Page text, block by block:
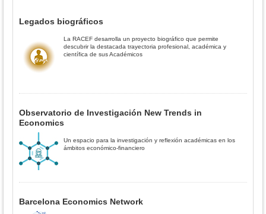
Legados biográficos
La RACEF desarrolla un proyecto biográfico que permite
descubrir la destacada trayectoria profesional, académica y
científica de sus Académicos
Observatorio de Investigación New Trends in
Economics
Un espacio para la investigación y reflexión académicas en los
ámbitos económico-financiero
Barcelona Economics Network